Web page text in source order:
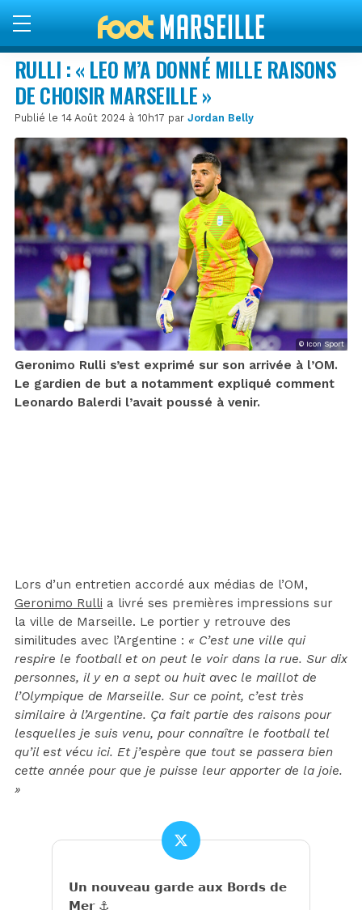
RULLI : « LEO M’A DONNÉ MILLE RAISONS
DE CHOISIR MARSEILLE »
Publié le 14 Août 2024 à 10h17 par Jordan Belly
© Icon Sport
Geronimo Rulli s’est exprimé sur son arrivée à l’OM.
Le gardien de but a notamment expliqué comment
Leonardo Balerdi l’avait poussé à venir.
Lors d’un entretien accordé aux médias de l’OM,
Geronimo Rulli a livré ses premières impressions sur
la ville de Marseille. Le portier y retrouve des
similitudes avec l’Argentine : « C’est une ville qui
respire le football et on peut le voir dans la rue. Sur dix
personnes, il y en a sept ou huit avec le maillot de
l’Olympique de Marseille. Sur ce point, c’est très
similaire à l’Argentine. Ça fait partie des raisons pour
lesquelles je suis venu, pour connaître le football tel
qu’il est vécu ici. Et j’espère que tout se passera bien
cette année pour que je puisse leur apporter de la joie.
»
𝗨𝗻 𝗻𝗼𝘂𝘃𝗲𝗮𝘂 𝗴𝗮𝗿𝗱𝗲 𝗮𝘂𝘅 𝗕𝗼𝗿𝗱𝘀 𝗱𝗲
𝗠𝗲𝗿 ⚓️